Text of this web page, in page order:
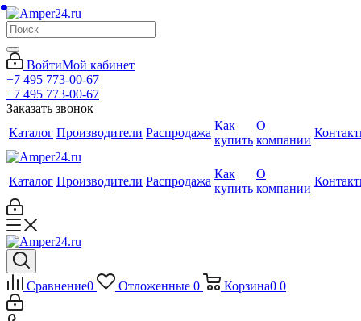
ВойтиМой кабинет
+7 495 773-00-67
+7 495 773-00-67
Заказать звонок
Каталог Производители Распродажа
Как
купить
О
компании
Каталог Производители Распродажа
Как
купить
О
компании
Сравнение0 Отложенные 0 Корзина0 0